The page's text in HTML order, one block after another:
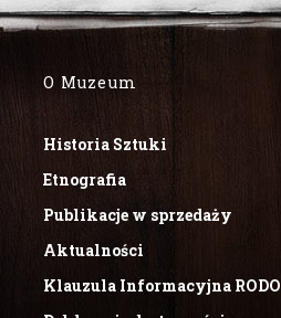
O Muzeum
Historia Sztuki
Etnografia
Publikacje w sprzedaży
Aktualności
Klauzula Informacyjna RODO